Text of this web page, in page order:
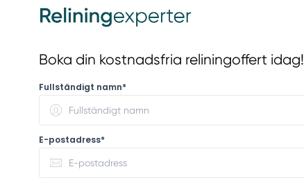
Boka din kostnadsfria reliningoffert idag!
Fullständigt namn*
E-postadress*